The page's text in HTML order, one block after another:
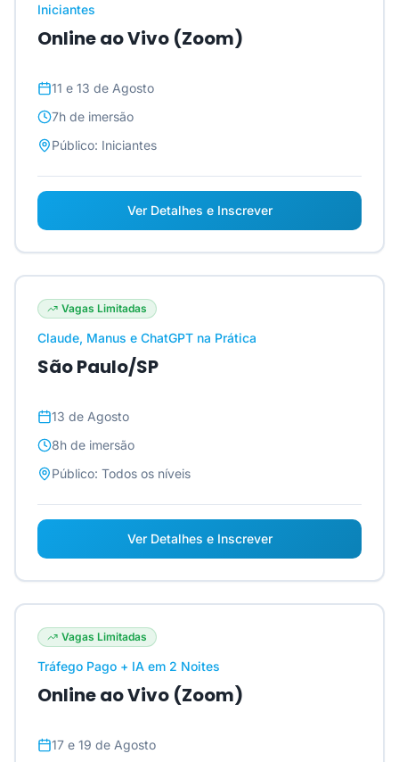
Iniciantes
Online ao Vivo (Zoom)
11 e 13 de Agosto
7h de imersão
Público: Iniciantes
Ver Detalhes e Inscrever
Vagas Limitadas
Claude, Manus e ChatGPT na Prática
São Paulo/SP
13 de Agosto
8h de imersão
Público: Todos os níveis
Ver Detalhes e Inscrever
Vagas Limitadas
Tráfego Pago + IA em 2 Noites
Online ao Vivo (Zoom)
17 e 19 de Agosto